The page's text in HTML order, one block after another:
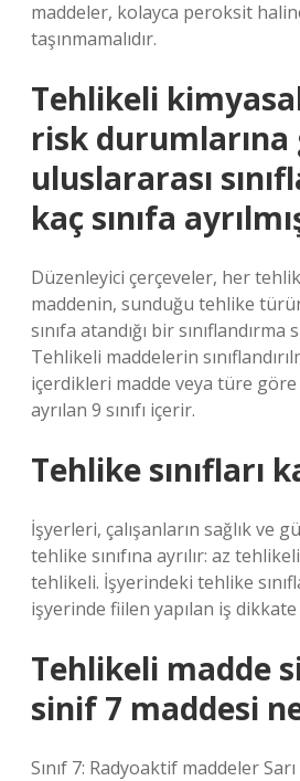
maddeler, kolayca peroksit
taşınmamalıdır.
Tehlikeli
risk durumlarına
uluslararası
kaç sınıfa
Düzenleyici çerçeveler, her
maddenin, sunduğu tehlike
sınıfa atandığı bir
Tehlikeli maddelerin
içerdikleri madde veya türe
ayrılan 9 sınıfı içerir.
Tehlike sınıfları
İşyerleri, çalışanların sağlık ve
tehlike sınıfına ayrılır: az
tehlikeli. İşyerindeki tehlike
işyerinde fiilen yapılan iş dikkate
Tehlikeli madde
sinif 7 maddesi
Sınıf 7: Radyoaktif maddeler